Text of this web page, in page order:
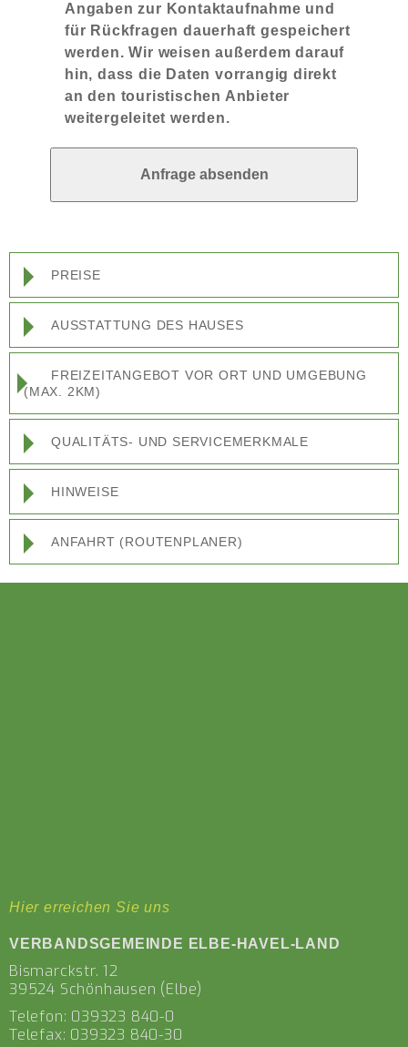
Angaben zur Kontaktaufnahme und
für Rückfragen dauerhaft gespeichert
werden. Wir weisen außerdem darauf
hin, dass die Daten vorrangig direkt
an den touristischen Anbieter
weitergeleitet werden.
PREISE
AUSSTATTUNG DES HAUSES
FREIZEITANGEBOT VOR ORT UND UMGEBUNG
(MAX. 2KM)
QUALITÄTS- UND SERVICEMERKMALE
HINWEISE
ANFAHRT (ROUTENPLANER)
Hier erreichen Sie uns
VERBANDSGEMEINDE ELBE-HAVEL-LAND
Bismarckstr. 12
39524 Schönhausen (Elbe)
Telefon: 039323 840-0
Telefax: 039323 840-30